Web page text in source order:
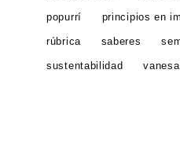
popurrí principios en
rúbrica saberes
sustentabilidad